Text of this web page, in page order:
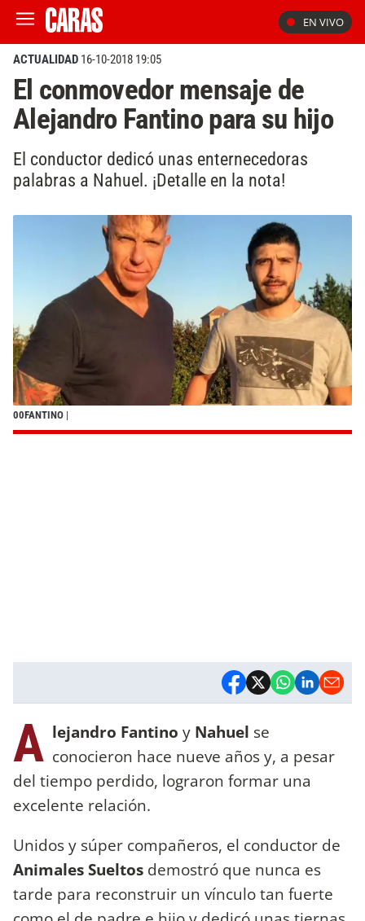
EN VIVO
ACTUALIDAD 16-10-2018 19:05
El conmovedor mensaje de
Alejandro Fantino para su hijo
El conductor dedicó unas enternecedoras
palabras a Nahuel. ¡Detalle en la nota!
00FANTINO |
A lejandro Fantino y Nahuel se
conocieron hace nueve años y, a pesar
del tiempo perdido, lograron formar una
excelente relación.
Unidos y súper compañeros, el conductor de
Animales Sueltos demostró que nunca es
tarde para reconstruir un vínculo tan fuerte